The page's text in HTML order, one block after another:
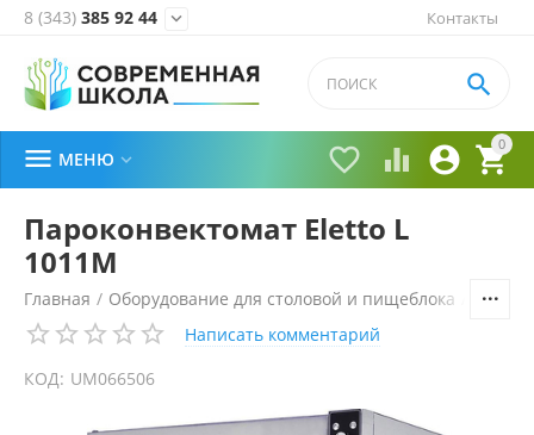
Контакты
8 (343) 385 92 44 
0


 

 МЕНЮ 
Пароконвектомат Eletto L
1011M
Главная / Оборудование для столовой и пищеблока
Написать комментарий
КОД: UM066506